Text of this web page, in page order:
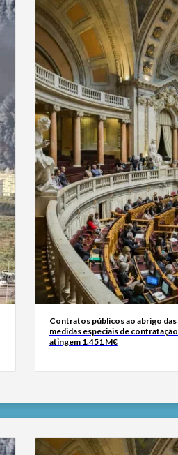
Contratos públicos ao abrigo das
medidas especiais de contratação
atingem 1.451 M€